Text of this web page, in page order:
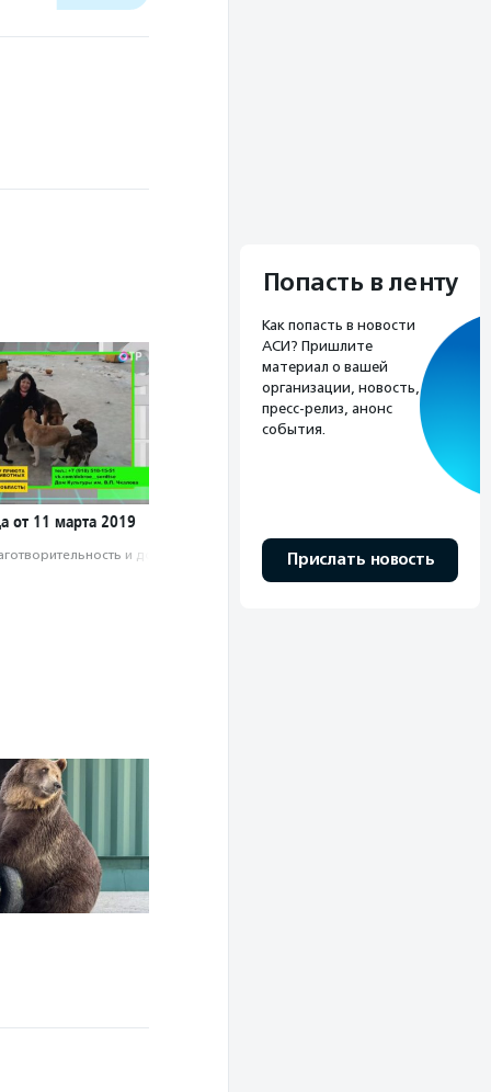
от 11 марта 2019
и доброволь­чест­во
Попасть в ленту
Как попасть в новости
АСИ? Пришлите
материал о вашей
организации, новость,
пресс-релиз, анонс
события.
Прислать новость